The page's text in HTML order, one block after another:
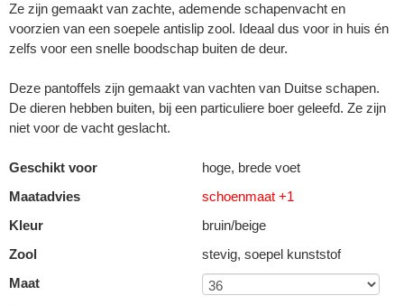
Ze zijn gemaakt van zachte, ademende schapenvacht en
voorzien van een soepele antislip zool. Ideaal dus voor in huis én
zelfs voor een snelle boodschap buiten de deur.
Deze pantoffels zijn gemaakt van vachten van Duitse schapen.
De dieren hebben buiten, bij een particuliere boer geleefd. Ze zijn
niet voor de vacht geslacht.
Geschikt voor
hoge, brede voet
Maatadvies
schoenmaat +1
Kleur
bruin/beige
Zool
stevig, soepel kunststof
Maat